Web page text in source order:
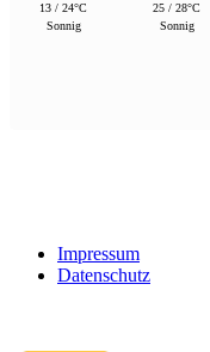
13 / 24°C
Sonnig
25 / 28°C
Sonnig
Impressum
Datenschutz